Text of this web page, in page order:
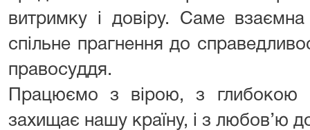
витримку і довіру. Саме взаємна
спільне прагнення до
правосуддя.
Працюємо з вірою, з глибокою
захищає нашу країну, і з любов’ю